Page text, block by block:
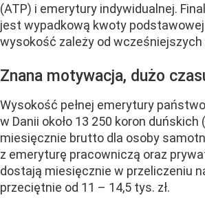
(ATP) i emerytury indywidualnej.
jest wypadkową kwoty
wysokość zależy od wcześniejszych
Znana motywacja, dużo
Wysokość pełnej emerytury
w Danii około 13 250 koron duńskich
miesięcznie brutto dla osoby
z emeryturę pracowniczą oraz
dostają miesięcznie w przeliczeniu
przeciętnie od 11 – 14,5 tys. zł.